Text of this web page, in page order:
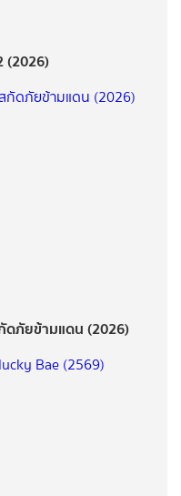
(2026)
ภัยข้ามแดน (2026)